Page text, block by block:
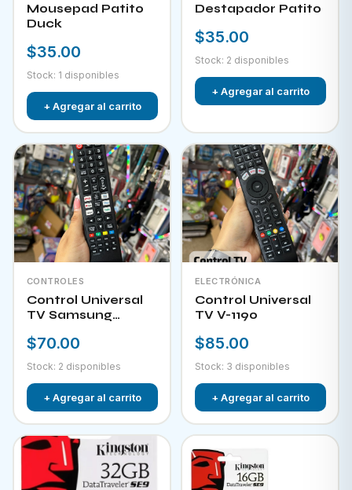
Mousepad Patito
Duck
$35.00
Stock: 1 disponibles
+ Agregar al carrito
Destapador Patito
$35.00
Stock: 2 disponibles
+ Agregar al carrito
CONTROLES
Control Universal
TV Samsung
$70.00
Stock: 2 disponibles
+ Agregar al carrito
ELECTRÓNICA
Control Universal
TV V-1190
$85.00
Stock: 3 disponibles
+ Agregar al carrito